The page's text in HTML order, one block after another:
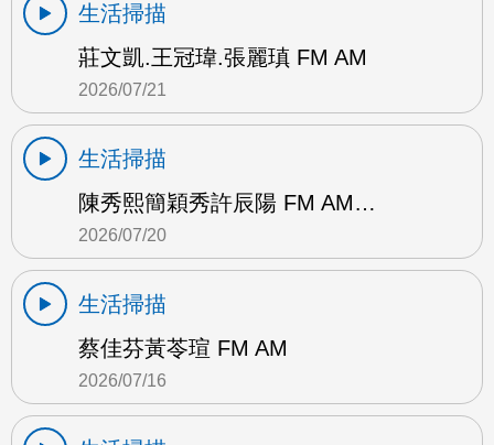
生活掃描
莊文凱.王冠瑋.張麗瑱 FM AM
2026/07/21
生活掃描
陳秀熙簡穎秀許辰陽 FM AM…
2026/07/20
生活掃描
蔡佳芬黃苓瑄 FM AM
2026/07/16